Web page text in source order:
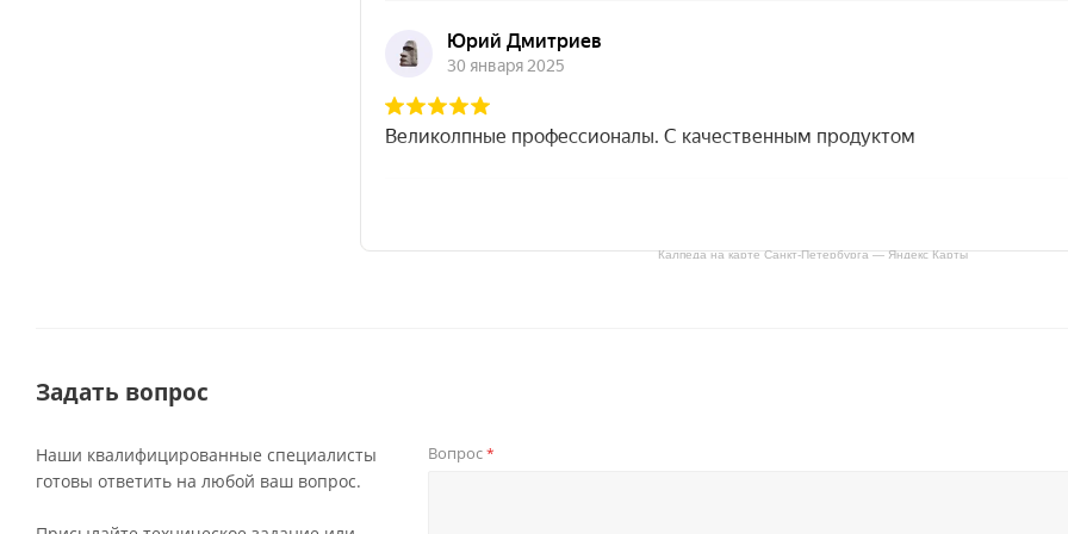
Калпеда на карте Санкт‑Петербурга — Яндекс Карты
Задать вопрос
Наши квалифицированные специалисты
готовы ответить на любой ваш вопрос.
Вопрос*